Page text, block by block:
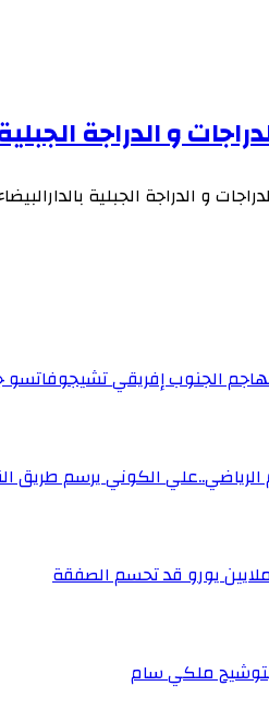
و الدراجة
و الدراجة الجبلية
الجنوب إفريقي تشيجوفاتسو
الرياضي..علي الكوني يرسم طريق
ملكي سام